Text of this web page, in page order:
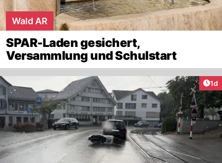
Wald AR
SPAR-Laden gesichert,
Versammlung und Schulstart
1d